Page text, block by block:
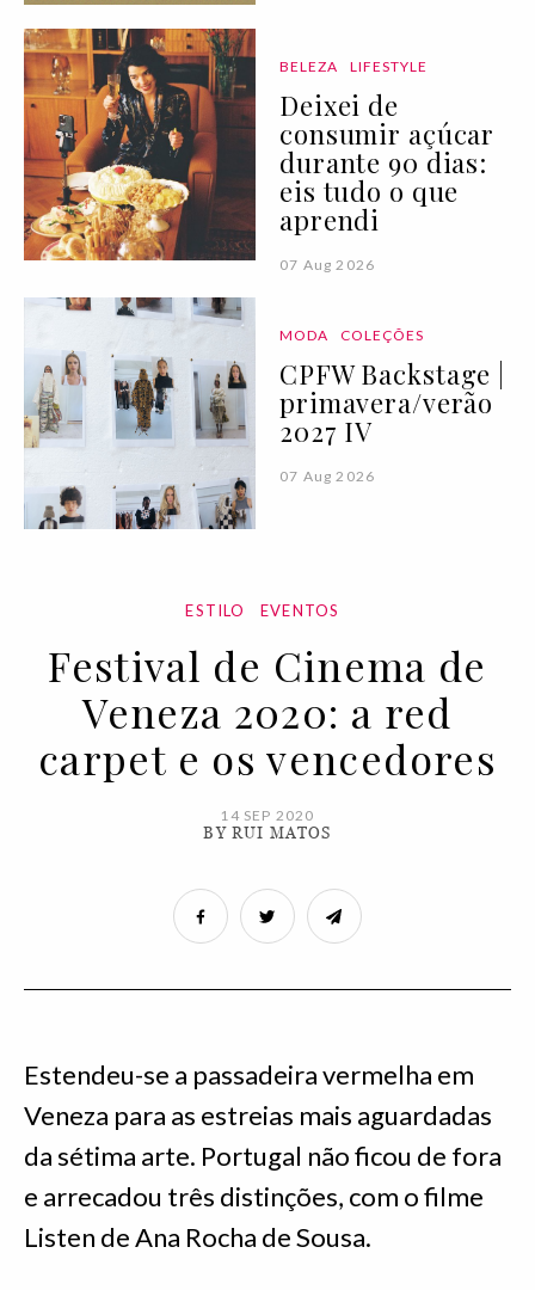
BELEZA LIFESTYLE
Deixei de
consumir açúcar
durante 90 dias:
eis tudo o que
aprendi
07 Aug 2026
MODA COLEÇÕES
CPFW Backstage |
primavera/verão
2027 IV
07 Aug 2026
ESTILO EVENTOS
Festival de Cinema de
Veneza 2020: a red
carpet e os vencedores
14 SEP 2020
BY RUI MATOS
Estendeu-se a passadeira vermelha em
Veneza para as estreias mais aguardadas
da sétima arte. Portugal não ficou de fora
e arrecadou três distinções, com o filme
Listen de Ana Rocha de Sousa.